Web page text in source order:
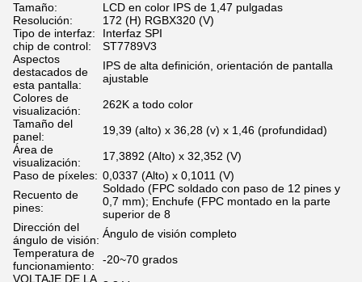
Tamaño:
LCD en color IPS de 1,47 pulgadas
Resolución:
172 (H) RGBX320 (V)
Tipo de interfaz:
Interfaz SPI
chip de control:
ST7789V3
Aspectos
destacados de
esta pantalla:
IPS de alta definición, orientación de pantalla
ajustable
Colores de
visualización:
262K a todo color
Tamaño del
panel:
19,39 (alto) x 36,28 (v) x 1,46 (profundidad)
Área de
visualización:
17,3892 (Alto) x 32,352 (V)
Paso de píxeles: 0,0337 (Alto) x 0,1011 (V)
Recuento de
pines:
Soldado (FPC soldado con paso de 12 pines y
0,7 mm); Enchufe (FPC montado en la parte
superior de 8
Dirección del
ángulo de visión: Ángulo de visión completo
Temperatura de
funcionamiento:
-20~70 grados
VOLTAJE DE LA